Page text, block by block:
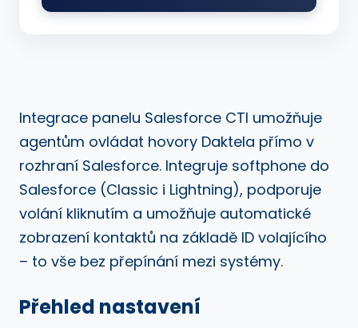
Integrace panelu Salesforce CTI umožňuje
agentům ovládat hovory Daktela přímo v
rozhraní Salesforce. Integruje softphone do
Salesforce (Classic i Lightning), podporuje
volání kliknutím a umožňuje automatické
zobrazení kontaktů na základě ID volajícího
– to vše bez přepínání mezi systémy.
Přehled nastavení